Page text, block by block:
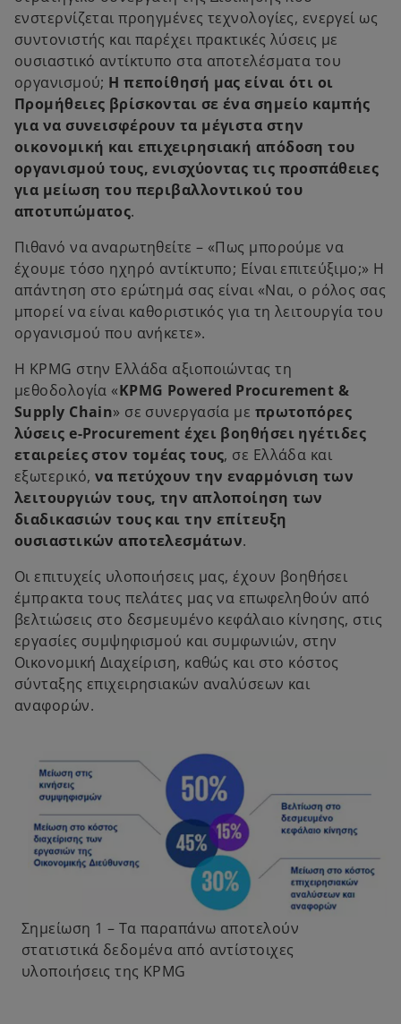
ενστερνίζεται προηγμένες τεχνολογίες, ενεργεί ως
συντονιστής και παρέχει πρακτικές λύσεις με
ουσιαστικό αντίκτυπο στα αποτελέσματα του
οργανισμού; Η πεποίθησή μας είναι ότι οι
Προμήθειες βρίσκονται σε ένα σημείο καμπής
για να συνεισφέρουν τα μέγιστα στην
οικονομική και επιχειρησιακή απόδοση του
οργανισμού τους, ενισχύοντας τις προσπάθειες
για μείωση του περιβαλλοντικού του
αποτυπώματος.
Πιθανό να αναρωτηθείτε – «Πως μπορούμε να
έχουμε τόσο ηχηρό αντίκτυπο; Είναι επιτεύξιμο;» Η
απάντηση στο ερώτημά σας είναι «Ναι, ο ρόλος σας
μπορεί να είναι καθοριστικός για τη λειτουργία του
οργανισμού που ανήκετε».
Η KPMG στην Ελλάδα αξιοποιώντας τη
μεθοδολογία «KPMG Powered Procurement &
Supply Chain» σε συνεργασία με πρωτοπόρες
λύσεις e-Procurement έχει βοηθήσει ηγέτιδες
εταιρείες στον τομέας τους, σε Ελλάδα και
εξωτερικό, να πετύχουν την εναρμόνιση των
λειτουργιών τους, την απλοποίηση των
διαδικασιών τους και την επίτευξη
ουσιαστικών αποτελεσμάτων.
Οι επιτυχείς υλοποιήσεις μας, έχουν βοηθήσει
έμπρακτα τους πελάτες μας να επωφεληθούν από
βελτιώσεις στο δεσμευμένο κεφάλαιο κίνησης, στις
εργασίες συμψηφισμού και συμφωνιών, στην
Οικονομική Διαχείριση, καθώς και στο κόστος
σύνταξης επιχειρησιακών αναλύσεων και
αναφορών.
Σημείωση 1 – Τα παραπάνω αποτελούν
στατιστικά δεδομένα από αντίστοιχες
υλοποιήσεις της KPMG